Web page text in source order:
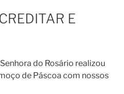
E
do Rosário realizou
de Páscoa com nossos